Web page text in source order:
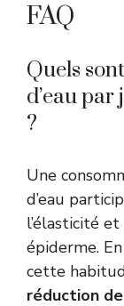
FAQ
Quels
d’eau par
?
Une
d’eau
l’élasticité
épiderme.
cette
réduction